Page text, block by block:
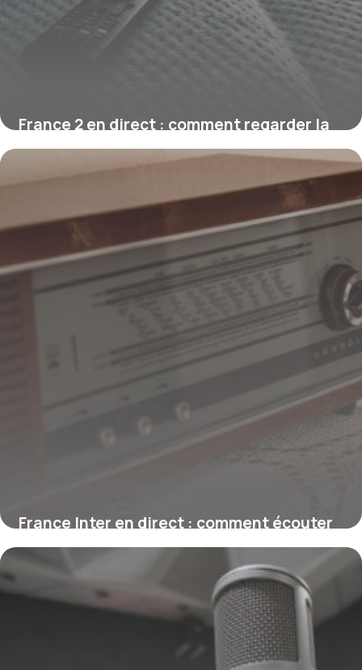
France 2 en direct : comment regarder la
chaîne gratuitement
1 août 2026
France Inter en direct : comment écouter
la radio en live